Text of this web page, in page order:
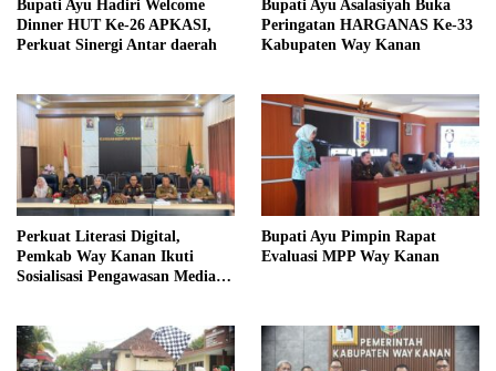
Bupati Ayu Hadiri Welcome
Dinner HUT Ke-26 APKASI,
Perkuat Sinergi Antar daerah
Bupati Ayu Asalasiyah Buka
Peringatan HARGANAS Ke-33
Kabupaten Way Kanan
Perkuat Literasi Digital,
Pemkab Way Kanan Ikuti
Sosialisasi Pengawasan Media
Bupati Ayu Pimpin Rapat
Evaluasi MPP Way Kanan